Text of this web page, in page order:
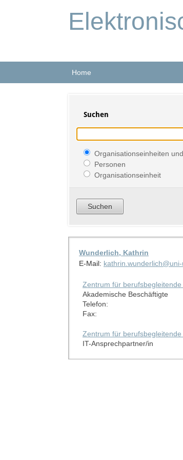
Home
Suchen
Organisationseinheiten
Personen
Organisationseinheit
Wunderlich, Kathrin
E-Mail:
Zentrum für
Akademische Beschäftigte
Telefon:
Fax:
Zentrum für
IT-Ansprechpartner/in